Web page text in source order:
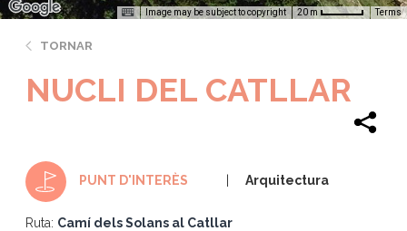
Image may be subject to copyright 20 m Terms
TORNAR
NUCLI DEL CATLLAR
PUNT D'INTERÈS Arquitectura
Ruta: Camí dels Solans al Catllar